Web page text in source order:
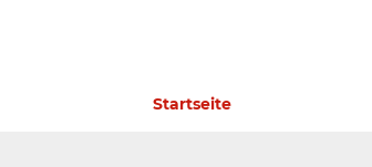
Startseite